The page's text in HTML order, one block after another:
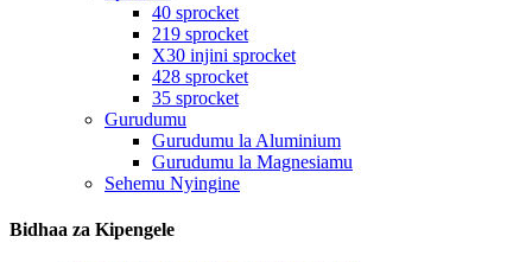
40 sprocket
219 sprocket
X30 injini sprocket
428 sprocket
35 sprocket
Gurudumu
Gurudumu la Aluminium
Gurudumu la Magnesiamu
Sehemu Nyingine
Bidhaa za Kipengele